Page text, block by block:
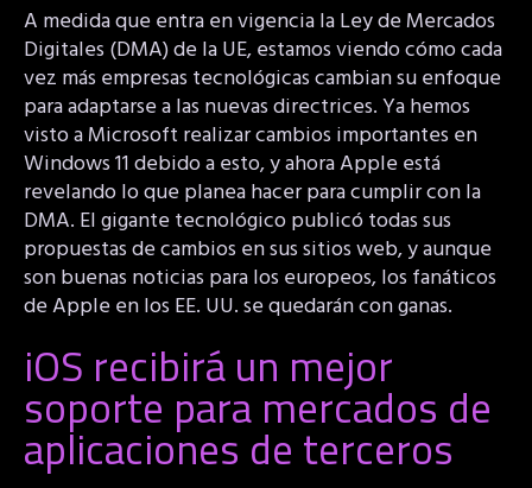
A medida que entra en vigencia la Ley de Mercados
Digitales (DMA) de la UE, estamos viendo cómo cada
vez más empresas tecnológicas cambian su enfoque
para adaptarse a las nuevas directrices. Ya hemos
visto a Microsoft realizar cambios importantes en
Windows 11 debido a esto, y ahora Apple está
revelando lo que planea hacer para cumplir con la
DMA. El gigante tecnológico publicó todas sus
propuestas de cambios en sus sitios web, y aunque
son buenas noticias para los europeos, los fanáticos
de Apple en los EE. UU. se quedarán con ganas.
iOS recibirá un mejor
soporte para mercados de
aplicaciones de terceros